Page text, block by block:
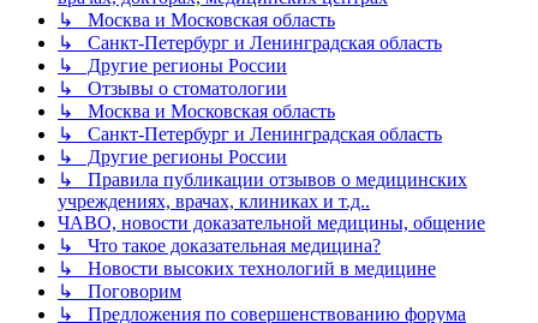
↳ Москва и Московская область
↳ Санкт-Петербург и Ленинградская область
↳ Другие регионы России
↳ Отзывы о стоматологии
↳ Москва и Московская область
↳ Санкт-Петербург и Ленинградская область
↳ Другие регионы России
↳ Правила публикации отзывов о медицинских
учреждениях, врачах, клиниках и т.д..
ЧАВО, новости доказательной медицины, общение
↳ Что такое доказательная медицина?
↳ Новости высоких технологий в медицине
↳ Поговорим
↳ Предложения по совершенствованию форума